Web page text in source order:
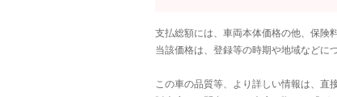
支払総額には、車両本体価格の他、保険
当該価格は、登録等の時期や地域などに
この車の品質等、より詳しい情報は、直